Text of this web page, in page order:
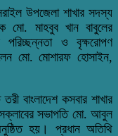
উপজেলা শাখার সদস্য
মো. মাহবুব খান বাবুলের
পরিচ্ছন্নতা ও বৃক্ষরোপণ
মো. মোশারফ হোসাইন,
বাংলাদেশ কসবার শাখার
সভাপতি মো. আবুল
হয়। প্রধান অতিথি